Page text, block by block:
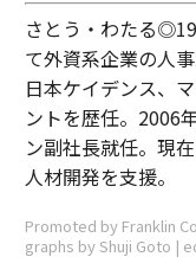
さとう・わたる
て外資系企業の人
日本ケイデンス、
ントを歴任。2006
ン副社長就任。現
人材開発を支援。
Promoted by Franklin
graphs by Shuji Goto |